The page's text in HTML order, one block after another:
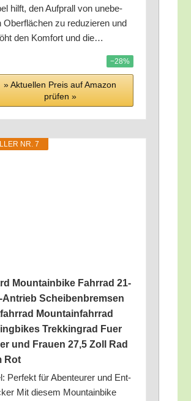
hilft, den Auf­prall von unebe­
Ober­flä­chen zu redu­zie­ren und
den Kom­fort und die…
−28%
» Aktu­el­len Preis auf Ama­zon
prü­fen »
NR. 7
Moun­tain­bike Fahr­rad 21-
Antrieb Schei­ben­brem­sen
Moun­tain­fahr­rad
Trek­king­rad Fuer
und Frau­en 27,5 Zoll Rad
Rot
Per­fekt für Aben­teu­rer und Ent­
Mit die­sem Moun­tain­bike